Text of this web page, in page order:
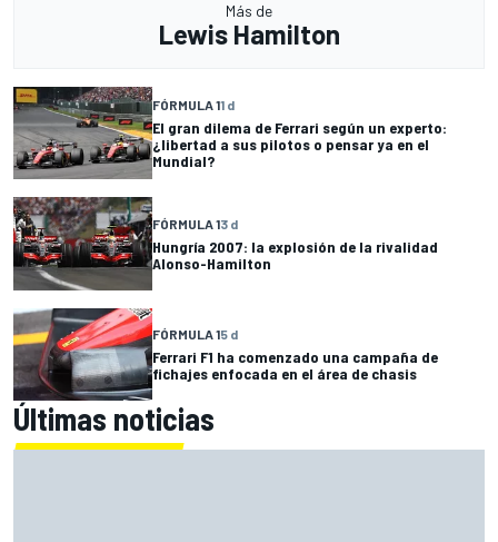
Más de
Lewis Hamilton
FÓRMULA 11 d
El gran dilema de Ferrari según un experto:
¿libertad a sus pilotos o pensar ya en el
Mundial?
FÓRMULA 13 d
Hungría 2007: la explosión de la rivalidad
Alonso-Hamilton
FÓRMULA 15 d
Ferrari F1 ha comenzado una campaña de
fichajes enfocada en el área de chasis
Últimas noticias